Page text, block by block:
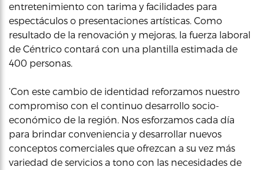
entretenimiento con tarima y facilidades para
espectáculos o presentaciones artísticas. Como
resultado de la renovación y mejoras, la fuerza laboral
de Céntrico contará con una plantilla estimada de
400 personas.
‘Con este cambio de identidad reforzamos nuestro
compromiso con el continuo desarrollo socio-
económico de la región. Nos esforzamos cada día
para brindar conveniencia y desarrollar nuevos
conceptos comerciales que ofrezcan a su vez más
variedad de servicios a tono con las necesidades de